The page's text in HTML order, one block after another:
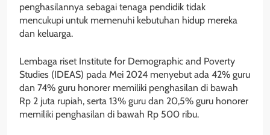
penghasilannya sebagai tenaga pendidik tidak
mencukupi untuk memenuhi kebutuhan hidup mereka
dan keluarga.
Lembaga riset Institute for Demographic and Poverty
Studies (IDEAS) pada Mei 2024 menyebut ada 42% guru
dan 74% guru honorer memiliki penghasilan di bawah
Rp 2 juta rupiah, serta 13% guru dan 20,5% guru honorer
memiliki penghasilan di bawah Rp 500 ribu.